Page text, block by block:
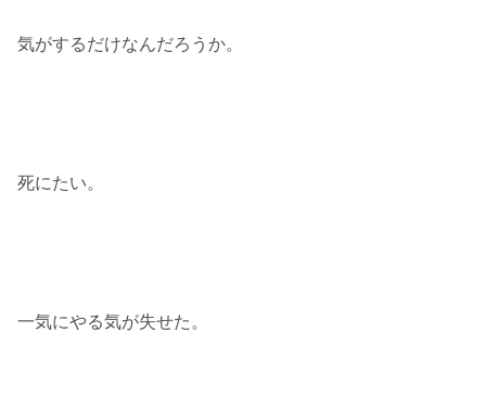
気がするだけなんだろうか。
死にたい。
一気にやる気が失せた。